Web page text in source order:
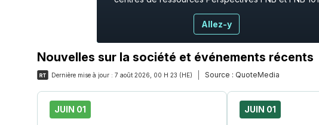
Allez-y
Nouvelles sur la société et événements récents
Dernière mise à jour : 7 août 2026, 00 H 23 (HE) Source : QuoteMedia
JUIN 01 JUIN 01